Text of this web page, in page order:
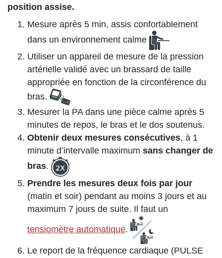
position assise.
Mesure après 5 min, assis confortablement
dans un environnement calme
Utiliser un appareil de mesure de la pression
artérielle validé avec un brassard de taille
appropriée en fonction de la circonférence du
bras.
Mesurer la PA dans une pièce calme après 5
minutes de repos, le bras et le dos soutenus.
Obtenir deux mesures consécutives, à 1
minute d’intervalle maximum sans changer de
bras.
Prendre les mesures deux fois par jour
(matin et soir) pendant au moins 3 jours et au
maximum 7 jours de suite. Il faut un
tensiomètre automatique.
Le report de la fréquence cardiaque (PULSE